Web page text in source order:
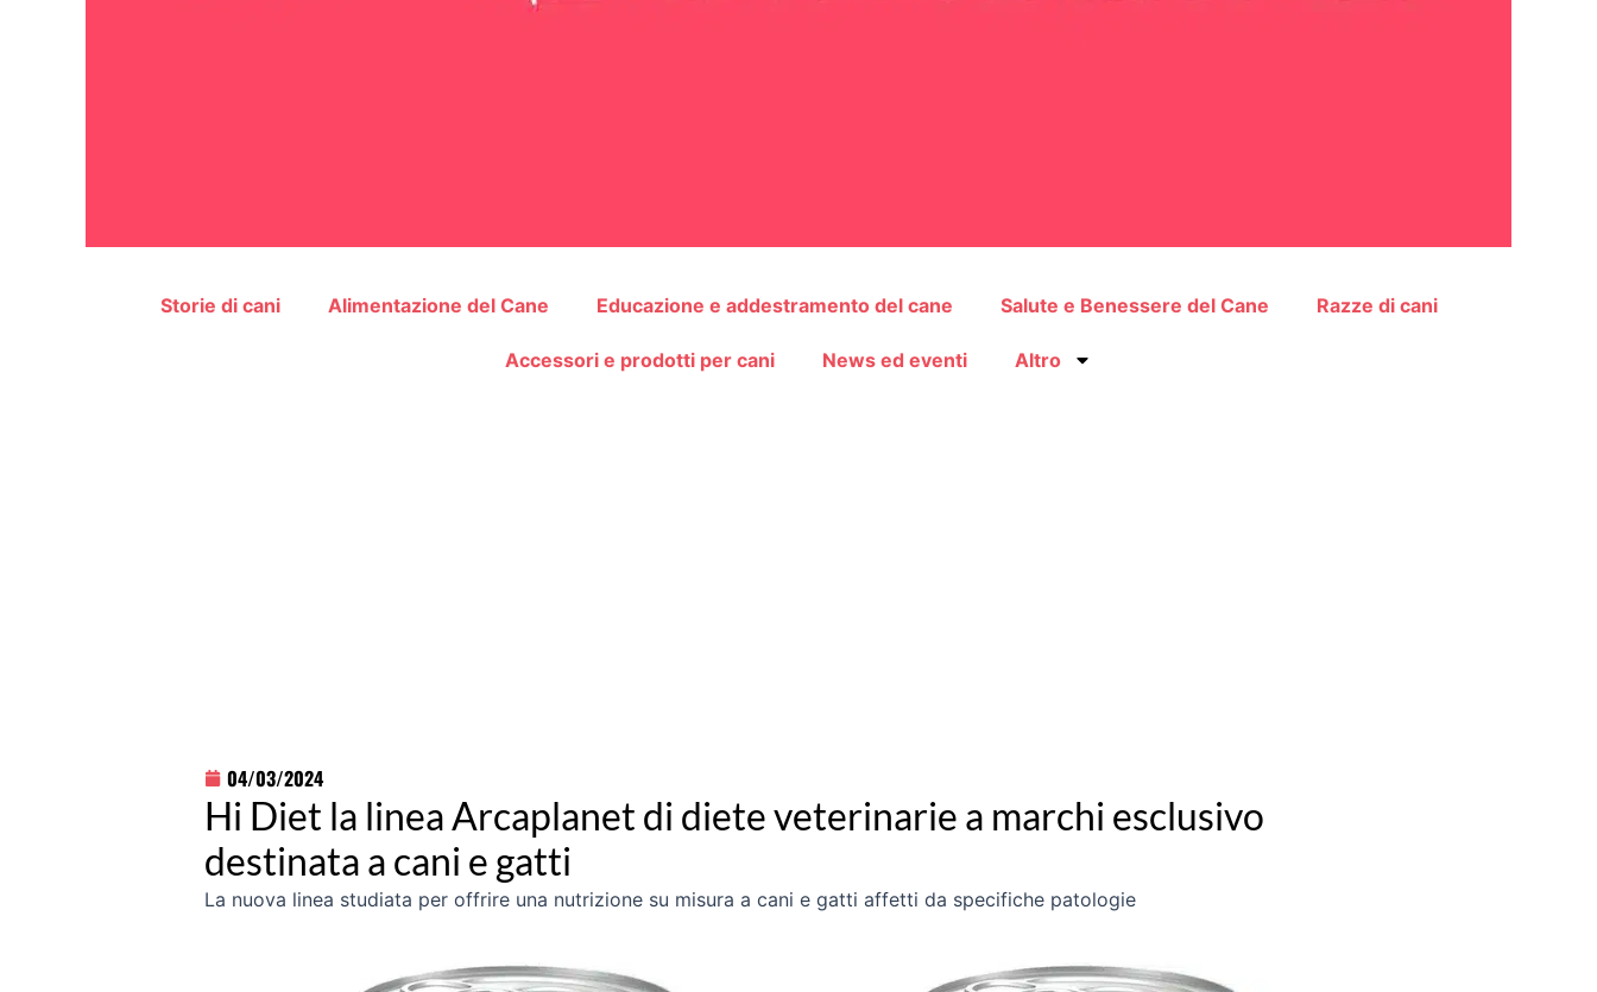
Storie di cani Alimentazione del Cane Educazione e addestramento del cane Salute e Benessere del Cane Razze di cani
Accessori e prodotti per cani News ed eventi Altro
04/03/2024
Hi Diet la linea Arcaplanet di diete veterinarie a marchi esclusivo
destinata a cani e gatti
La nuova linea studiata per offrire una nutrizione su misura a cani e gatti affetti da specifiche patologie